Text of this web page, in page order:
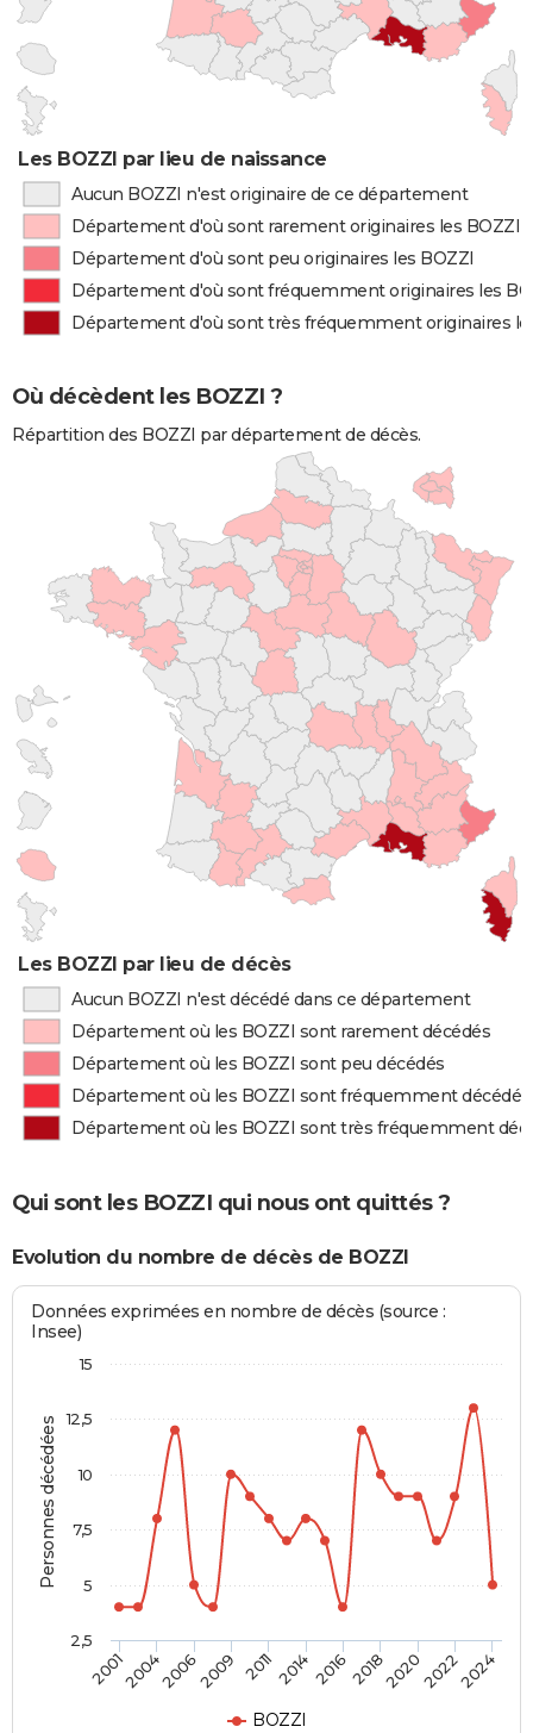
Les BOZZI par lieu de naissance
Aucun BOZZI n'est originaire de ce département
Département d'où sont rarement originaires les BOZZI
Département d'où sont peu originaires les BOZZI
Département d'où sont fréquemment originaires les
Département d'où sont très fréquemment originaires
Où décèdent les BOZZI ?
Répartition des BOZZI par département de décès.
Les BOZZI par lieu de décès
Aucun BOZZI n'est décédé dans ce département
Département où les BOZZI sont rarement décédés
Département où les BOZZI sont peu décédés
Département où les BOZZI sont fréquemment décédés
Département où les BOZZI sont très fréquemment
Qui sont les BOZZI qui nous ont quittés ?
Evolution du nombre de décès de BOZZI
Personnes décédées
Données exprimées en nombre de décès (source :
Insee)
BOZZI
2001200420062009 2011201420162018202020222024
2,5
5
7,5
10
12,5
15